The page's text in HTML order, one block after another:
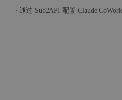
定的计算机基础知识。虽然不一定
但历史经验也表明，被替代的往
· 通过 Sub2API 配置 Claude